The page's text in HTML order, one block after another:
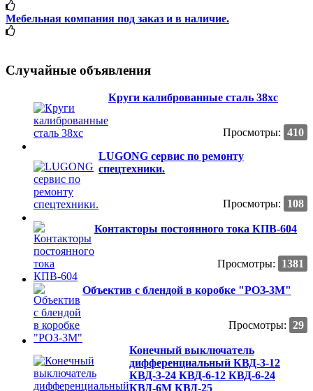
Мебельная компания под заказ и в наличие.
Случайные объявления
Круги калиброванные сталь 38хс
Просмотры: 410
LUGONG сервис по ремонту
спецтехники.
Просмотры: 108
Контакторы постоянного тока КПВ-604
Просмотры: 1381
Объектив с блендой в коробке "РОЗ-3М"
Просмотры: 29
Конечный выключатель
дифференциальный КВД-3-12
КВД-3-24 КВД-6-12 КВД-6-24
КВД-6М КВД-25